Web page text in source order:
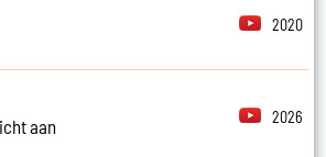
2020
aan
2026